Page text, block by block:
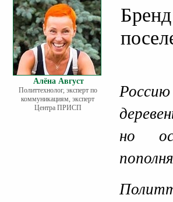
Алёна Август
Политтехнолог, эксперт по
коммуникациям, эксперт
Центра ПРИСП
но